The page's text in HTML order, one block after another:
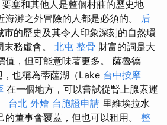
要塞和其他人是整個村莊的歷史地
灘之外冒險的人都是必須的。 后
市的歷史及其令人印象深刻的自然環
務虛會。 北屯 整骨 財富的詞是大
值，但可能意味著更多。 薩魯德
，也稱為蒂薩湖（Lake 台中按摩
在一個地方，可以嘗試從腎上腺素運
台北 外燴 台胞證申請 里維埃拉水
董事會覆蓋，但也可以租用。 整